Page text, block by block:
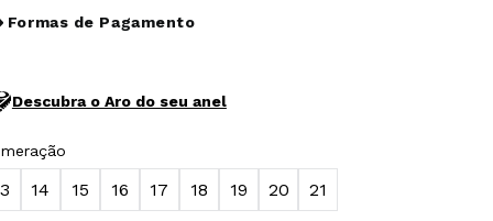
Formas de Pagamento
Descubra o Aro do seu anel
14 15 16 17 18 19 20 21